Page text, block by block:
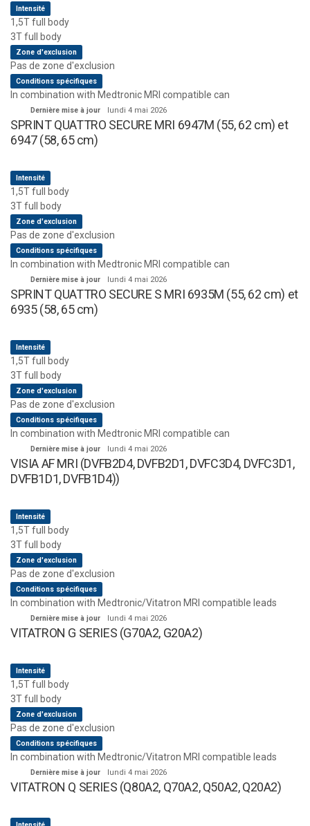
Intensité
1,5T full body
3T full body
Zone d'exclusion
Pas de zone d'exclusion
Conditions spécifiques
In combination with Medtronic MRI compatible can
Dernière mise à jour lundi 4 mai 2026
SPRINT QUATTRO SECURE MRI 6947M (55, 62 cm) et
6947 (58, 65 cm)
Intensité
1,5T full body
3T full body
Zone d'exclusion
Pas de zone d'exclusion
Conditions spécifiques
In combination with Medtronic MRI compatible can
Dernière mise à jour lundi 4 mai 2026
SPRINT QUATTRO SECURE S MRI 6935M (55, 62 cm) et
6935 (58, 65 cm)
Intensité
1,5T full body
3T full body
Zone d'exclusion
Pas de zone d'exclusion
Conditions spécifiques
In combination with Medtronic MRI compatible can
Dernière mise à jour lundi 4 mai 2026
VISIA AF MRI (DVFB2D4, DVFB2D1, DVFC3D4, DVFC3D1,
DVFB1D1, DVFB1D4))
Intensité
1,5T full body
3T full body
Zone d'exclusion
Pas de zone d'exclusion
Conditions spécifiques
In combination with Medtronic/Vitatron MRI compatible leads
Dernière mise à jour lundi 4 mai 2026
VITATRON G SERIES (G70A2, G20A2)
Intensité
1,5T full body
3T full body
Zone d'exclusion
Pas de zone d'exclusion
Conditions spécifiques
In combination with Medtronic/Vitatron MRI compatible leads
Dernière mise à jour lundi 4 mai 2026
VITATRON Q SERIES (Q80A2, Q70A2, Q50A2, Q20A2)